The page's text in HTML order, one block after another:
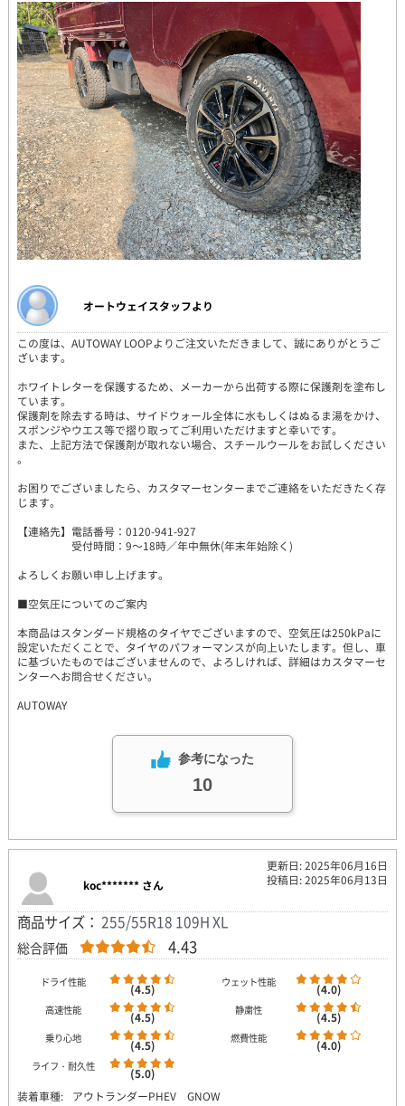
オートウェイスタッフより
この度は、AUTOWAY LOOPよりご注文いただきまして、誠にありがとうご
ざいます。
ホワイトレターを保護するため、メーカーから出荷する際に保護剤を塗布し
ています。
保護剤を除去する時は、サイドウォール全体に水もしくはぬるま湯をかけ、
スポンジやウエス等で摺り取ってご利用いただけますと幸いです。
また、上記方法で保護剤が取れない場合、スチールウールをお試しください
。
お困りでございましたら、カスタマーセンターまでご連絡をいただきたく存
じます。
【連絡先】電話番号：0120-941-927
受付時間：9～18時／年中無休(年末年始除く)
よろしくお願い申し上げます。
■空気圧についてのご案内
本商品はスタンダード規格のタイヤでございますので、空気圧は250kPaに
設定いただくことで、タイヤのパフォーマンスが向上いたします。但し、車
に基づいたものではございませんので、よろしければ、詳細はカスタマーセ
ンターへお問合せください。
AUTOWAY
参考になった
10
更新日: 2025年06月16日
投稿日: 2025年06月13日
koc******* さん
商品サイズ： 255/55R18 109H XL
総合評価 4.43
ドライ性能 (4.5) ウェット性能 (4.0)
高速性能 (4.5) 静粛性 (4.5)
乗り心地 (4.5) 燃費性能 (4.0)
ライフ・耐久性
(5.0)
装着車種:
アウトランダーPHEV GNOW